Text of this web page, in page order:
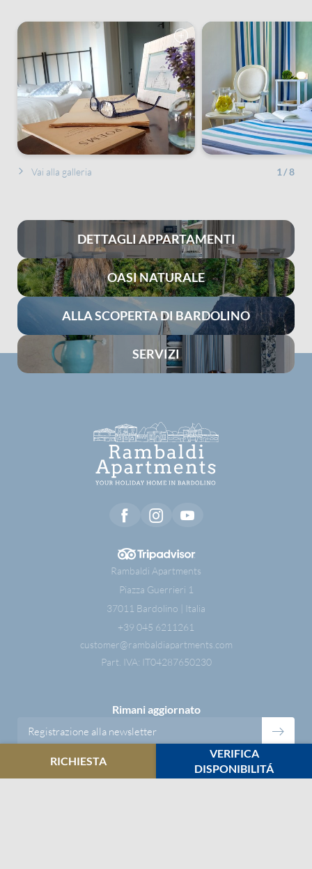
DETTAGLI APPARTAMENTI
RICHIESTA
VERIFICA
DISPONIBILITÁ
1 /8
Vai alla galleria
DETTAGLI APPARTAMENTI
OASI NATURALE
ALLA SCOPERTA DI BARDOLINO
SERVIZI
Rambaldi Apartments
Piazza Guerrieri 1
37011 Bardolino | Italia
+39 045 6211261
customer@rambaldiapartments. com
Part. IVA: IT04287650230
Rimani aggiornato
Registrazione alla newsletter